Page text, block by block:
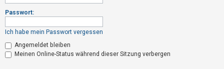
n
R
e
Passwort:
Ich habe mein Passwort vergessen
Angemeldet bleiben
Meinen Online-Status während dieser Sitzung verbergen